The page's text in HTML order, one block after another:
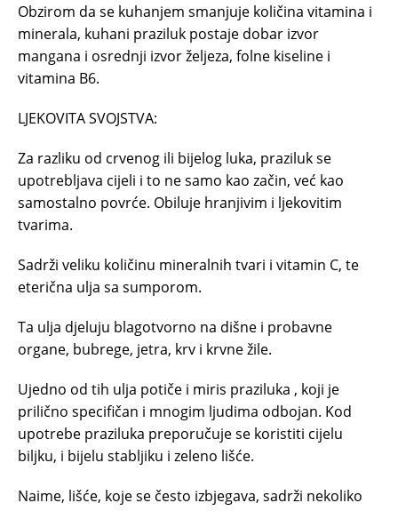
Obzirom da se kuhanjem smanjuje količina vitamina i
minerala, kuhani praziluk postaje dobar izvor
mangana i osrednji izvor željeza, folne kiseline i
vitamina B6.
LJEKOVITA SVOJSTVA:
Za razliku od crvenog ili bijelog luka, praziluk se
upotrebljava cijeli i to ne samo kao začin, već kao
samostalno povrće. Obiluje hranjivim i ljekovitim
tvarima.
Sadrži veliku količinu mineralnih tvari i vitamin C, te
eterična ulja sa sumporom.
Ta ulja djeluju blagotvorno na dišne i probavne
organe, bubrege, jetra, krv i krvne žile.
Ujedno od tih ulja potiče i miris praziluka , koji je
prilično specifičan i mnogim ljudima odbojan. Kod
upotrebe praziluka preporučuje se koristiti cijelu
biljku, i bijelu stabljiku i zeleno lišće.
Naime, lišće, koje se često izbjegava, sadrži nekoliko